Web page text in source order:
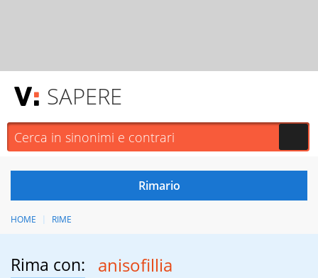
SAPERE
HOME RIME
Rima con: anisofillia